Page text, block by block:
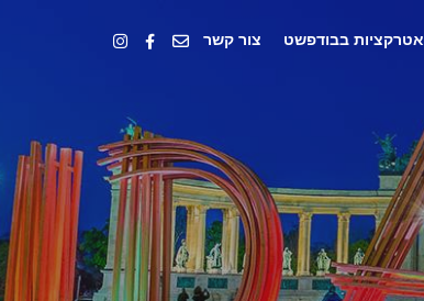
אטרקציות בבודפשט צור קשר